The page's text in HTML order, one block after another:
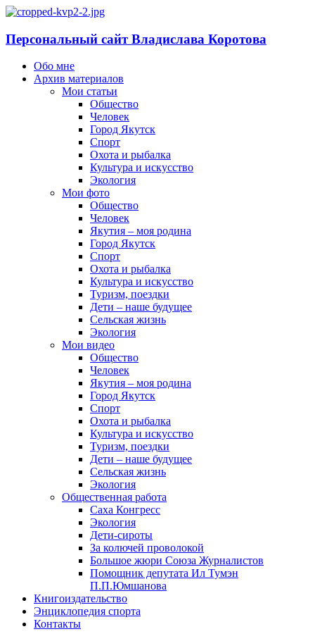
Персональный сайт Владислава Коротова
Обо мне
Архив материалов
Мои статьи
Общество
Человек
Город Якутск
Спорт
Охота и рыбалка
Культура и искусство
Экология
Мои фото
Общество
Человек
Якутия – моя родина
Город Якутск
Спорт
Охота и рыбалка
Культура и искусство
Туризм, поездки
Дети – наше будущее
Сельская жизнь
Экология
Мои видео
Общество
Человек
Якутия – моя родина
Город Якутск
Спорт
Охота и рыбалка
Культура и искусство
Туризм, поездки
Дети – наше будущее
Сельская жизнь
Экология
Общественная работа
Саха Конгресс
Экология
Дети-сироты
За колючей проволокой
Большое жюри Союза Журналистов
Помощник депутата Ил Тумэн
П.П.Юмшанова
Книгоиздательство
Энциклопедия спорта
Контакты